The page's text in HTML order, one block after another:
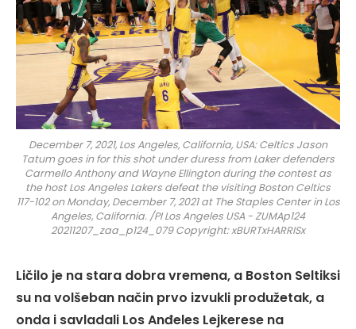
December 7, 2021, Los Angeles, California, USA: Celtics Jason
Tatum goes in for this shot under duress from Laker defenders
Carmello Anthony and Wayne Ellington during the contest as
the host Los Angeles Lakers defeat the visiting Boston Celtics
117-102 on Monday, December 7, 2021 at The Staples Center in Los
Angeles, California. /PI Los Angeles USA - ZUMAp124
20211207_zaa_p124_079 Copyright: xBURTxHARRISx
Ličilo je na stara dobra vremena, a Boston Seltiksi
su na volšeban način prvo izvukli produžetak, a
onda i savladali Los Anđeles Lejkerese na